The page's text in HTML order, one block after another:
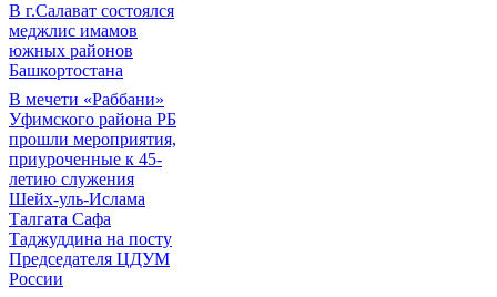
В г.Салават состоялся
меджлис имамов
южных районов
Башкортостана
В мечети «Раббани»
Уфимского района РБ
прошли мероприятия,
приуроченные к 45-
летию служения
Шейх-уль-Ислама
Талгата Сафа
Таджуддина на посту
Председателя ЦДУМ
России